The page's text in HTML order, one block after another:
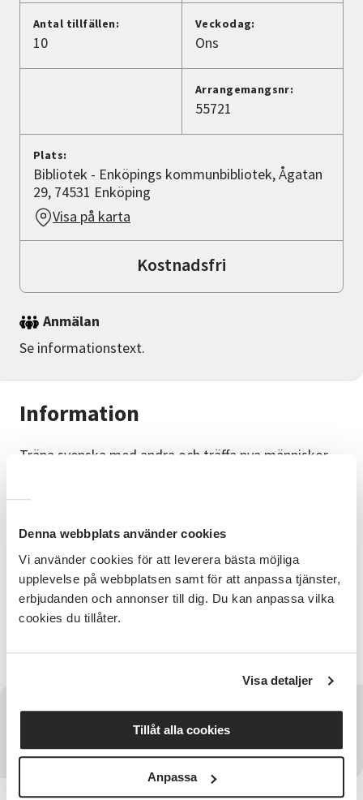
Denna webbplats använder cookies
Vi använder cookies för att leverera bästa möjliga
upplevelse på webbplatsen samt för att anpassa tjänster,
erbjudanden och annonser till dig. Du kan anpassa vilka
cookies du tillåter.
Visa detaljer
Tillåt alla cookies
Anpassa
Lyssna
Information
Träna svenska med andra och träffa nya människor
Nytt tema varje gång där språkvärdarna berättar om
Roligt och lärorikt på samma gång.
Språkcaféet är kostnadsfritt och öppet för alla.
Vi bjuder på enklare fika.
#ssduppsala
Antal tillfällen:
10
Veckodag:
Ons
Arrangemangsnr:
55721
Plats:
Bibliotek - Enköpings kommunbibliotek, Ågatan
29, 74531 Enköping
Visa på karta
Kostnadsfri
Anmälan
Se informationstext.
Har du några frågor?
Kontakta SV Uppsala län